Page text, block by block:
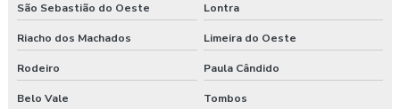
São Sebastião do Oeste Lontra
Riacho dos Machados Limeira do Oeste
Rodeiro Paula Cândido
Belo Vale Tombos